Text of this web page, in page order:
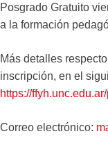
Posgrado Gratuito
a la formación
Más detalles
inscripción, en el
https://
Correo electrónico: